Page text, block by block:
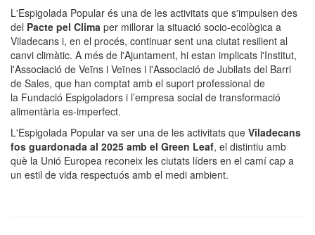
L'Espigolada Popular és una de les activitats que s'impulsen des
del Pacte pel Clima per millorar la situació socio-ecològica a
Viladecans i, en el procés, continuar sent una ciutat resilient al
canvi climàtic. A més de l'Ajuntament, hi estan implicats l'Institut,
l'Associació de Veïns i Veïnes i l'Associació de Jubilats del Barri
de Sales, que han comptat amb el suport professional de
la Fundació Espigoladors i l’empresa social de transformació
alimentària es-imperfect.
L'Espigolada Popular va ser una de les activitats que Viladecans
fos guardonada al 2025 amb el Green Leaf, el distintiu amb
què la Unió Europea reconeix les ciutats líders en el camí cap a
un estil de vida respectuós amb el medi ambient.